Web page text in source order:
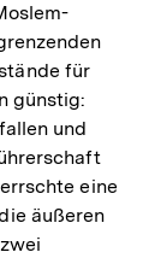
für
günstig:
und
eine
äußeren